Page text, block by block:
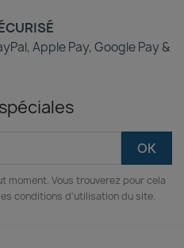
Apple Pay, Google Pay &
moment. Vous trouverez pour cela
conditions d'utilisation du site.